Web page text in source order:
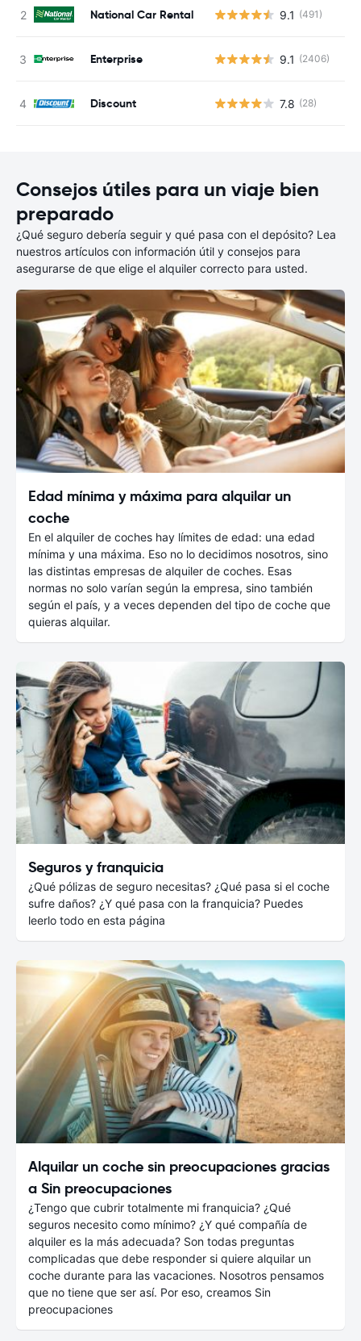
National Car Rental 9.1 (491)
Enterprise 9.1 (2406)
Discount 7.8 (28)
Consejos útiles para un viaje bien
preparado
¿Qué seguro debería seguir y qué pasa con el depósito? Lea
nuestros artículos con información útil y consejos para
asegurarse de que elige el alquiler correcto para usted.
Edad mínima y máxima para alquilar un
coche
En el alquiler de coches hay límites de edad: una edad
mínima y una máxima. Eso no lo decidimos nosotros, sino
las distintas empresas de alquiler de coches. Esas
normas no solo varían según la empresa, sino también
según el país, y a veces dependen del tipo de coche que
quieras alquilar.
Seguros y franquicia
¿Qué pólizas de seguro necesitas? ¿Qué pasa si el coche
sufre daños? ¿Y qué pasa con la franquicia? Puedes
leerlo todo en esta página
Alquilar un coche sin preocupaciones gracias
a Sin preocupaciones
¿Tengo que cubrir totalmente mi franquicia? ¿Qué
seguros necesito como mínimo? ¿Y qué compañía de
alquiler es la más adecuada? Son todas preguntas
complicadas que debe responder si quiere alquilar un
coche durante para las vacaciones. Nosotros pensamos
que no tiene que ser así. Por eso, creamos Sin
preocupaciones